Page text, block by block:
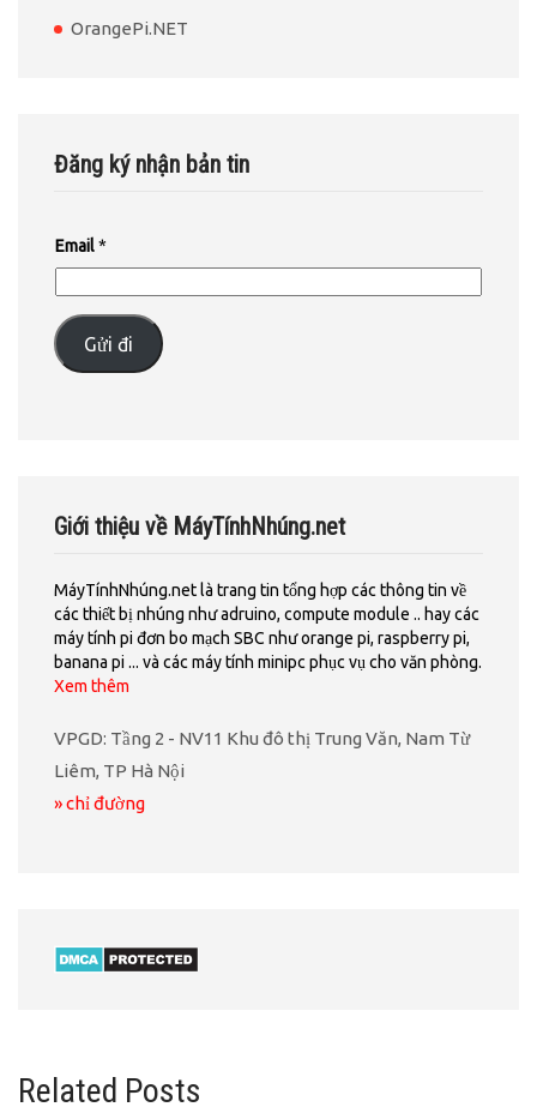
OrangePi.NET
Đăng ký nhận bản tin
Email*
Gửi đi
Giới thiệu về MáyTínhNhúng.net
MáyTínhNhúng.net là trang tin tổng hợp các thông tin về
các thiết bị nhúng như adruino, compute module .. hay các
máy tính pi đơn bo mạch SBC như orange pi, raspberry pi,
banana pi ... và các máy tính minipc phục vụ cho văn phòng.
Xem thêm
VPGD: Tầng 2 - NV11 Khu đô thị Trung Văn, Nam Từ
Liêm, TP Hà Nội
» chỉ đường
Related Posts